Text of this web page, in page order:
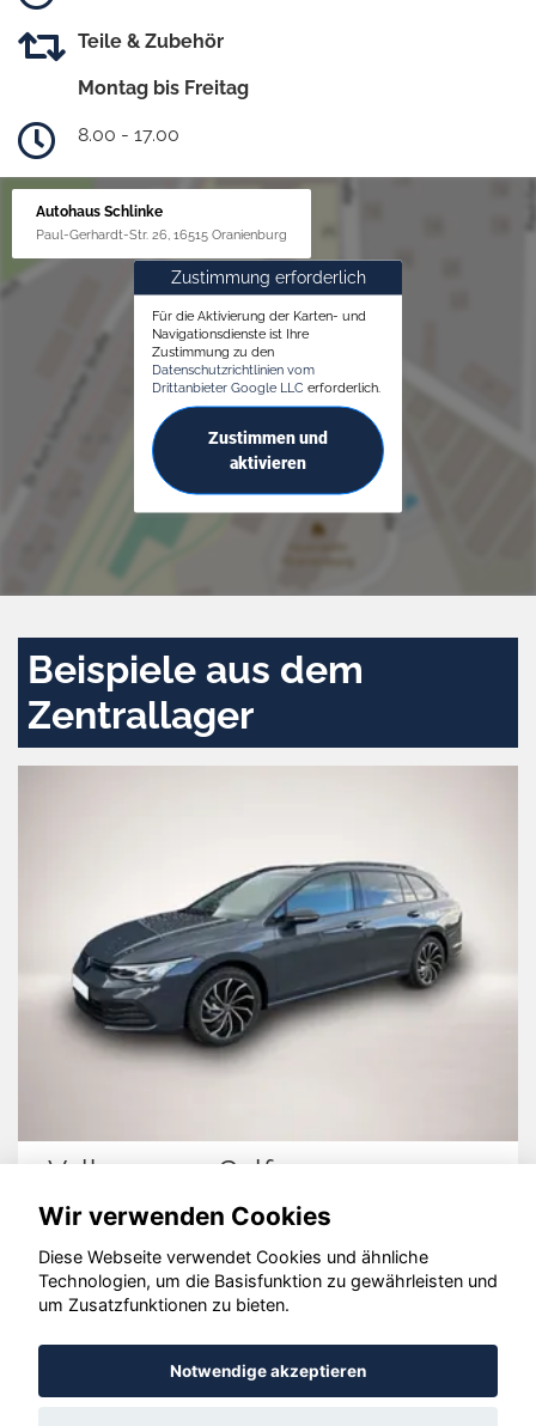
Teile & Zubehör
Montag bis Freitag
8.00 - 17.00
Autohaus Schlinke
Paul-Gerhardt-Str. 26, 16515 Oranienburg
Zustimmung erforderlich
Für die Aktivierung der Karten- und
Navigationsdienste ist Ihre
Zustimmung zu den
Datenschutzrichtlinien vom
Drittanbieter Google LLC erforderlich.
Zustimmen und
aktivieren
Beispiele aus dem
Zentrallager
Volkswagen Golf
© konjunkturmotor.de GmbH 2020 - 2026
Wir verwenden Cookies
Diese Webseite verwendet Cookies und ähnliche
Technologien, um die Basisfunktion zu gewährleisten und
um Zusatzfunktionen zu bieten.
Notwendige akzeptieren